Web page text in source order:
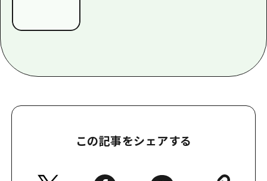
この記事をシェアする